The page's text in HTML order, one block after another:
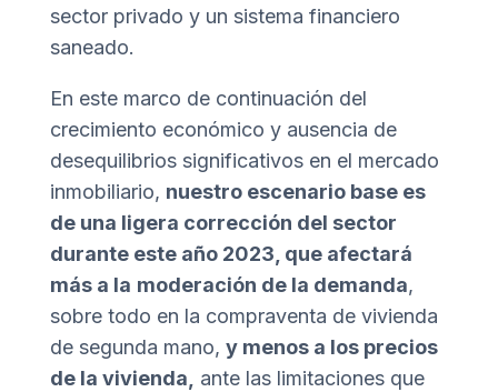
sector privado y un sistema financiero
saneado.
En este marco de continuación del
crecimiento económico y ausencia de
desequilibrios significativos en el mercado
inmobiliario, nuestro escenario base es
de una ligera corrección del sector
durante este año 2023, que afectará
más a la moderación de la demanda,
sobre todo en la compraventa de vivienda
de segunda mano, y menos a los precios
de la vivienda,
ante las limitaciones que